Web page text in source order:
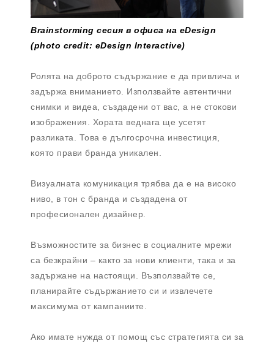
Brainstorming сесия в офиса на eDesign
(photo credit: eDesign Interactive)
Ролята на доброто съдържание е да привлича и
задържа вниманието. Използвайте автентични
снимки и видеа, създадени от вас, а не стокови
изображения. Хората веднага ще усетят
разликата. Това е дългосрочна инвестиция,
която прави бранда уникален.
Визуалната комуникация трябва да е на високо
ниво, в тон с бранда и създадена от
професионален дизайнер.
Възможностите за бизнес в социалните мрежи
са безкрайни – както за нови клиенти, така и за
задържане на настоящи. Възползвайте се,
планирайте съдържанието си и извлечете
максимума от кампаниите.
Ако имате нужда от помощ със стратегията си за